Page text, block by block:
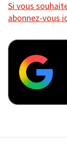
Si vous
abonnez-vous